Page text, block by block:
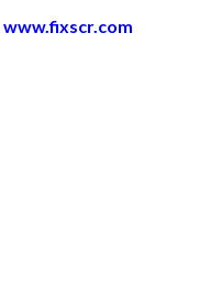
www.fixscr.com